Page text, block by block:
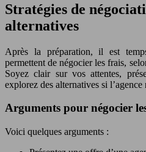
Stratégies de
alternatives
Après la préparation, il est
permettent de négocier les frais,
Soyez clair sur vos attentes,
explorez des alternatives si l’agence
Arguments pour négocier
Voici quelques arguments :